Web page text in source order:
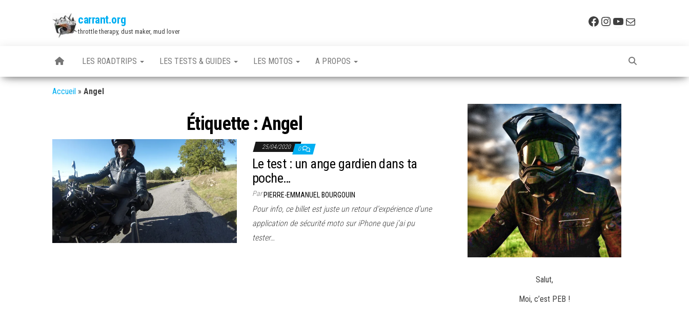
carrant.org
throttle therapy, dust maker, mud lover
Facebook
Instagram
YouTube
E-mail
LES ROADTRIPS LES TESTS & GUIDES LES MOTOS A PROPOS
Accueil » Angel
Étiquette :Angel
25/04/2020 0
Le test : un ange gardien dans ta
poche…
ParPIERRE-EMMANUEL BOURGOUIN
Pour info, ce billet est juste un retour d’expérience d’une
application de sécurité moto sur iPhone que j’ai pu
tester…
Salut,
Moi, c’est PEB !